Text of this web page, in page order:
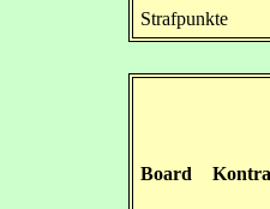
Strafpunkte
Board